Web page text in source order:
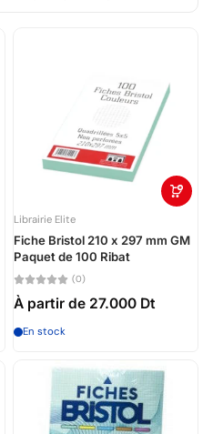
Meilleures ventes
Alphabétique, de A à Z
Alphabétique, de Z à A
Prix: élevé à faible
ancienne à la plus
récente
ancienne
Librairie Elite
Fiche Bristol 210 x 297 mm GM
Paquet de 100 Ribat
(0)
À partir de 27.000 Dt
En stock